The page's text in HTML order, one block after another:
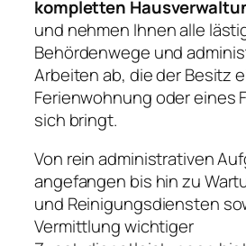
kompletten
und nehmen Ihnen alle
Behördenwege und
Arbeiten ab, die der Besitz
Ferienwohnung oder eines
sich bringt.
Von rein administrativen
angefangen bis hin zu
und Reinigungsdiensten
Vermittlung wichtiger